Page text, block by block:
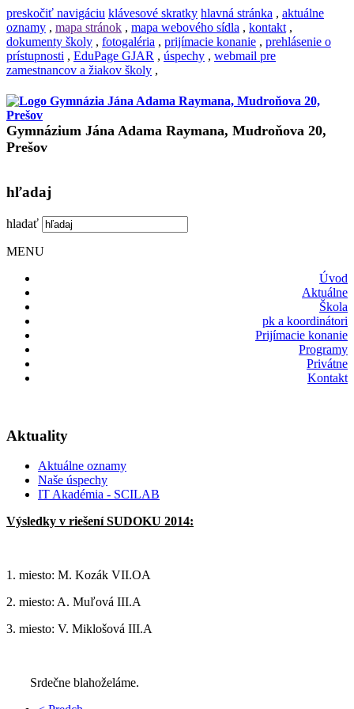
preskočiť navigáciu klávesové skratky hlavná stránka , aktuálne
oznamy , mapa stránok , mapa webového sídla , kontakt ,
dokumenty školy , fotogaléria , prijímacie konanie , prehlásenie o
prístupnosti , EduPage GJAR , úspechy , webmail pre
zamestnancov a žiakov školy ,
Gymnázium Jána Adama Raymana, Mudroňova 20,
Prešov
hľadaj
hladať
MENU
Úvod
Aktuálne
Škola
pk a koordinátori
Prijímacie konanie
Programy
Privátne
Kontakt
Aktuality
Aktuálne oznamy
Naše úspechy
IT Akadémia - SCILAB
Výsledky v riešení SUDOKU 2014:
1. miesto: M. Kozák VII.OA
2. miesto: A. Muľová III.A
3. miesto: V. Miklošová III.A
Srdečne blahoželáme.